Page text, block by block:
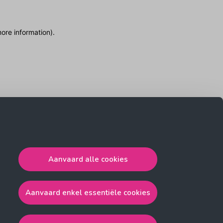
Aanvaard alle cookies
Aanvaard enkel essentiële cookies
information).